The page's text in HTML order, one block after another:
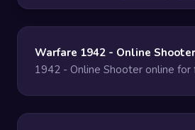
Warfare 1942 - Online Shooter
1942 - Online Shooter online for